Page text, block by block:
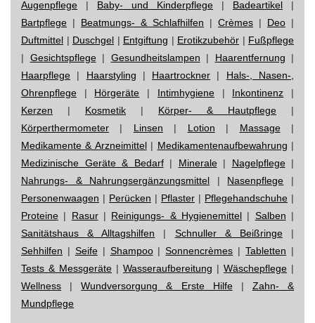
Augenpflege | Baby- und Kinderpflege | Badeartikel |
Bartpflege | Beatmungs- & Schlafhilfen | Crèmes | Deo |
Duftmittel | Duschgel | Entgiftung | Erotikzubehör | Fußpflege
| Gesichtspflege| Gesundheitslampen | Haarentfernung |
Haarpflege | Haarstyling | Haartrockner | Hals-, Nasen-,
Ohrenpflege | Hörgeräte | Intimhygiene| Inkontinenz |
Kerzen | Kosmetik | Körper- & Hautpflege |
Körperthermometer | Linsen | Lotion | Massage|
Medikamente & Arzneimittel| Medikamentenaufbewahrung |
Medizinische Geräte & Bedarf| Minerale| Nagelpflege|
Nahrungs- & Nahrungsergänzungsmittel | Nasenpflege |
Personenwaagen | Perücken | Pflaster | Pflegehandschuhe |
Proteine | Rasur| Reinigungs- & Hygienemittel | Salben |
Sanitätshaus & Alltagshilfen | Schnuller & Beißringe|
Sehhilfen | Seife| Shampoo|Sonnencrèmes |Tabletten |
Tests & Messgeräte | Wasseraufbereitung | Wäschepflege |
Wellness |Wundversorgung & Erste Hilfe| Zahn- &
Mundpflege